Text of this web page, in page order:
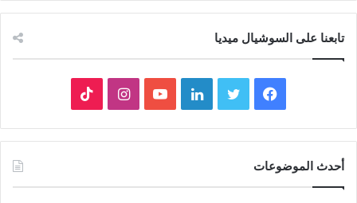
تابعنا على السوشيال ميديا
فيسبوك تويتر لينكدإنيوتيوبانستقرام
أحدث الموضوعات